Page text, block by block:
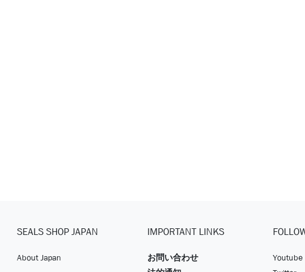
SEALS SHOP JAPAN
About Japan
IMPORTANT LINKS
お問い合わせ
Youtube